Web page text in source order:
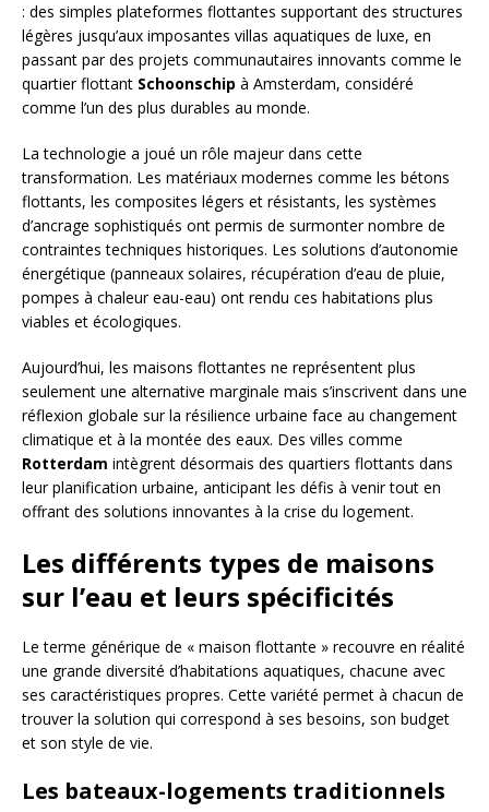
: des simples plateformes flottantes supportant des structures
légères jusqu’aux imposantes villas aquatiques de luxe, en
passant par des projets communautaires innovants comme le
quartier flottant Schoonschip à Amsterdam, considéré
comme l’un des plus durables au monde.
La technologie a joué un rôle majeur dans cette
transformation. Les matériaux modernes comme les bétons
flottants, les composites légers et résistants, les systèmes
d’ancrage sophistiqués ont permis de surmonter nombre de
contraintes techniques historiques. Les solutions d’autonomie
énergétique (panneaux solaires, récupération d’eau de pluie,
pompes à chaleur eau-eau) ont rendu ces habitations plus
viables et écologiques.
Aujourd’hui, les maisons flottantes ne représentent plus
seulement une alternative marginale mais s’inscrivent dans une
réflexion globale sur la résilience urbaine face au changement
climatique et à la montée des eaux. Des villes comme
Rotterdam intègrent désormais des quartiers flottants dans
leur planification urbaine, anticipant les défis à venir tout en
offrant des solutions innovantes à la crise du logement.
Les différents types de maisons
sur l’eau et leurs spécificités
Le terme générique de « maison flottante » recouvre en réalité
une grande diversité d’habitations aquatiques, chacune avec
ses caractéristiques propres. Cette variété permet à chacun de
trouver la solution qui correspond à ses besoins, son budget
et son style de vie.
Les bateaux-logements traditionnels